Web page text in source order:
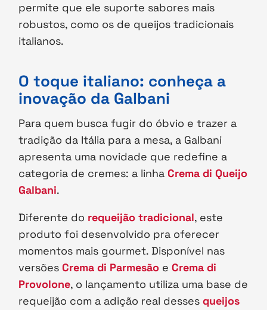
permite que ele suporte sabores mais
robustos, como os de queijos tradicionais
italianos.
O toque italiano: conheça a
inovação da Galbani
Para quem busca fugir do óbvio e trazer a
tradição da Itália para a mesa, a Galbani
apresenta uma novidade que redefine a
categoria de cremes: a linha Crema di Queijo
Galbani.
Diferente do requeijão tradicional, este
produto foi desenvolvido pra oferecer
momentos mais gourmet. Disponível nas
versões Crema di Parmesão e Crema di
Provolone, o lançamento utiliza uma base de
requeijão com a adição real dessesqueijos